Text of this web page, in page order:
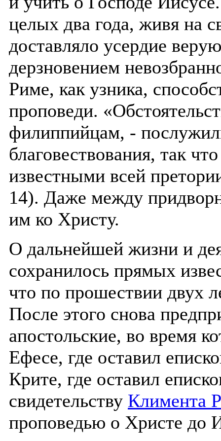
целых два года, живя на
доставляло усердие
дерзновением
Риме, как узника,
проповеди.
филиппийцам, -
благовествования, так
известными всей
14). Даже между
им ко Христу.
О дальнейшей жизни и
сохранилось прямых
что по прошествии двух
После этого снова
апостольские, во время
Ефесе, где оставил
Крите, где оставил
свидетельству Климента
проповедью о Христе до